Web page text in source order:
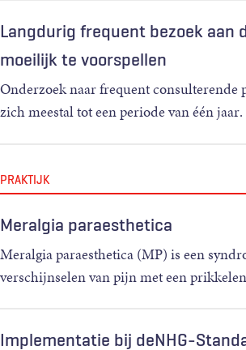
Langdurig frequent bezoek aan
moeilijk te voorspellen
Onderzoek naar frequent consulterende
zich meestal tot een periode van één
PRAKTIJK
Meralgia paraesthetica
Meralgia paraesthetica (MP) is een
verschijnselen van pijn met een
Implementatie bij deNHG-